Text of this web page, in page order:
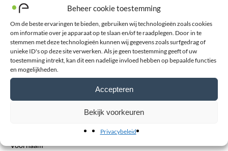
Beheer cookie toestemming
Om de beste ervaringen te bieden, gebruiken wij technologieën zoals cookies
om informatie over je apparaat op te slaan en/of te raadplegen. Door in te
stemmen met deze technologieën kunnen wij gegevens zoals surfgedrag of
unieke ID's op deze site verwerken. Als je geen toestemming geeft of uw
toestemming intrekt, kan dit een nadelige invloed hebben op bepaalde functies
en mogelijkheden.
Accepteren
Bekijk voorkeuren
Privacybeleid
Uw waardering
Toelichting
Voornaam